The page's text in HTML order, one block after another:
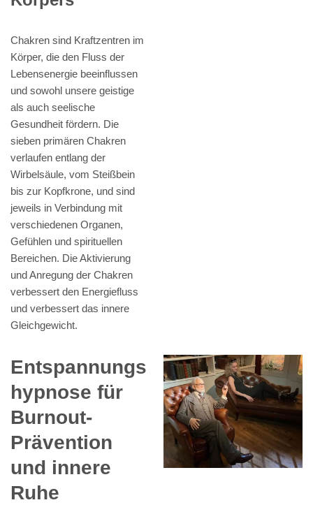
Chakren sind Kraftzentren im
Körper, die den Fluss der
Lebensenergie beeinflussen
und sowohl unsere geistige
als auch seelische
Gesundheit fördern. Die
sieben primären Chakren
verlaufen entlang der
Wirbelsäule, vom Steißbein
bis zur Kopfkrone, und sind
jeweils in Verbindung mit
verschiedenen Organen,
Gefühlen und spirituellen
Bereichen. Die Aktivierung
und Anregung der Chakren
verbessert den Energiefluss
und verbessert das innere
Gleichgewicht.
Entspannungs
hypnose für
Burnout-
Prävention
und innere
Ruhe